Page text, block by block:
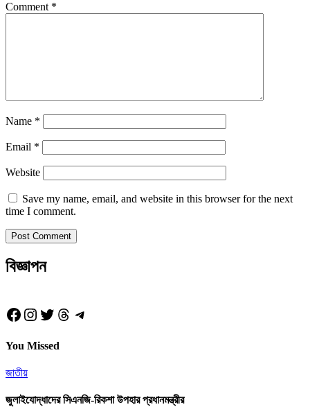
Comment *
Name *
Email *
Website
Save my name, email, and website in this browser for the next
time I comment.
বিজ্ঞাপন
Facebook
Instagram
Twitter
Threads
Telegram
You Missed
জাতীয়
জুলাইযোদ্ধাদের সিএনজি-রিকশা উপহার প্রধানমন্ত্রীর